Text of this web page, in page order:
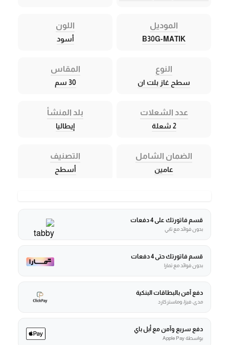
الموديل
B30G-MATIK
اللون
أسود
النوع
سطح غاز بلت ان
المقاس
30 سم
عدد الشعلات
2 شعلة
بلد المنشأ
إيطاليا
الضمان الشامل
عامين
التصنيف
أسطح
قسم فاتورتك على 4 دفعات
بدون فوائد مع تابي
قسم فاتورتك حتى 4 دفعات
بدون فوائد مع تمارا
دفع آمن بالبطاقات البنكية
مدى، فيزا، وماستركارد
دفع سريع وآمن مع أبل باي
بواسطة Apple Pay